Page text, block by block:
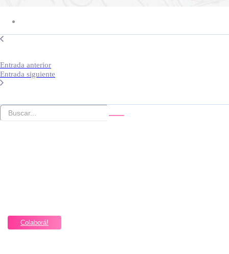
Entrada anterior
Entrada siguiente
Colaborá!